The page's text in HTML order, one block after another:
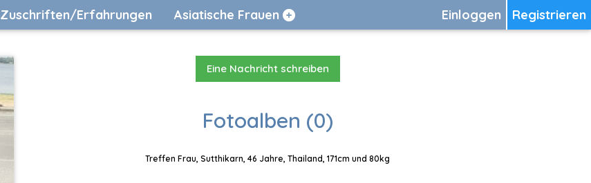
Registrieren
Einloggen
Zuschriften/Erfahrungen Asiatische Frauen
Eine Nachricht schreiben
Fotoalben (0)
Treffen Frau, Sutthikarn, 46 Jahre, Thailand, 171cm und 80kg